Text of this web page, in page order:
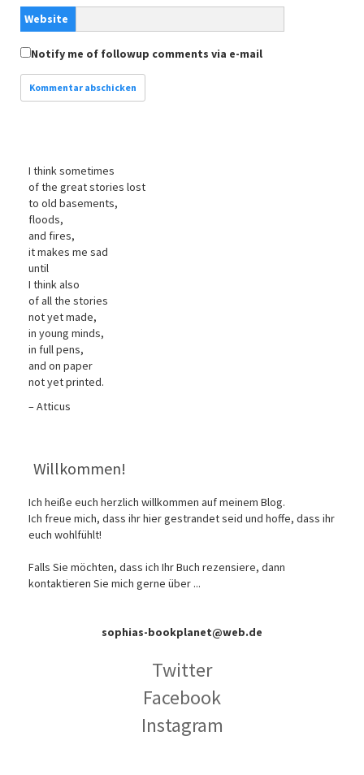
Website
Notify me of followup comments via e-mail
I think sometimes
of the great stories lost
to old basements,
floods,
and fires,
it makes me sad
until
I think also
of all the stories
not yet made,
in young minds,
in full pens,
and on paper
not yet printed.
– Atticus
Willkommen!
Ich heiße euch herzlich willkommen auf meinem Blog.
Ich freue mich, dass ihr hier gestrandet seid und hoffe, dass ihr
euch wohlfühlt!
Falls Sie möchten, dass ich Ihr Buch rezensiere, dann
kontaktieren Sie mich gerne über ...
sophias-bookplanet@web.de
Twitter
Facebook
Instagram